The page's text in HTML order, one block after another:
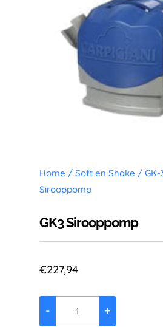
Home / Soft en Shake / GK-
Sirooppomp
GK3 Sirooppomp
€227,94
- +